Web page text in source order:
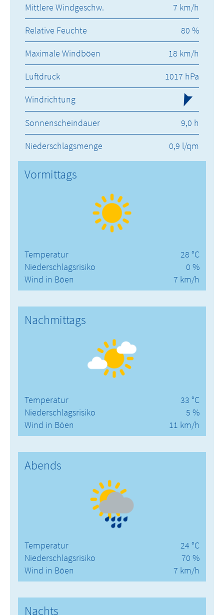
Mittlere Windgeschw.
7 km/h
Relative Feuchte
80 %
Maximale Windböen
18 km/h
Luftdruck
1017 hPa
Windrichtung
Sonnenscheindauer
9,0 h
Niederschlagsmenge
0,9 l/qm
Vormittags
Temperatur
Niederschlagsrisiko
Wind in Böen
28 °C
0 %
7 km/h
Nachmittags
Temperatur
Niederschlagsrisiko
Wind in Böen
33 °C
5 %
11 km/h
Abends
Temperatur
Niederschlagsrisiko
Wind in Böen
24 °C
70 %
7 km/h
Nachts